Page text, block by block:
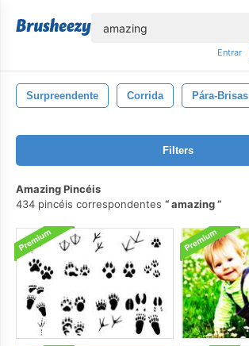
Entrar
Surpreendente Corrida Pára-Brisas
Filters
Amazing Pincéis
434 pincéis correspondentes
amazing